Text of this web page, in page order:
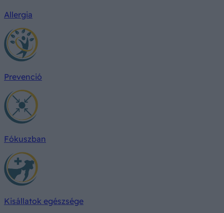
Allergia
Prevenció
Fókuszban
Kisállatok egészsége